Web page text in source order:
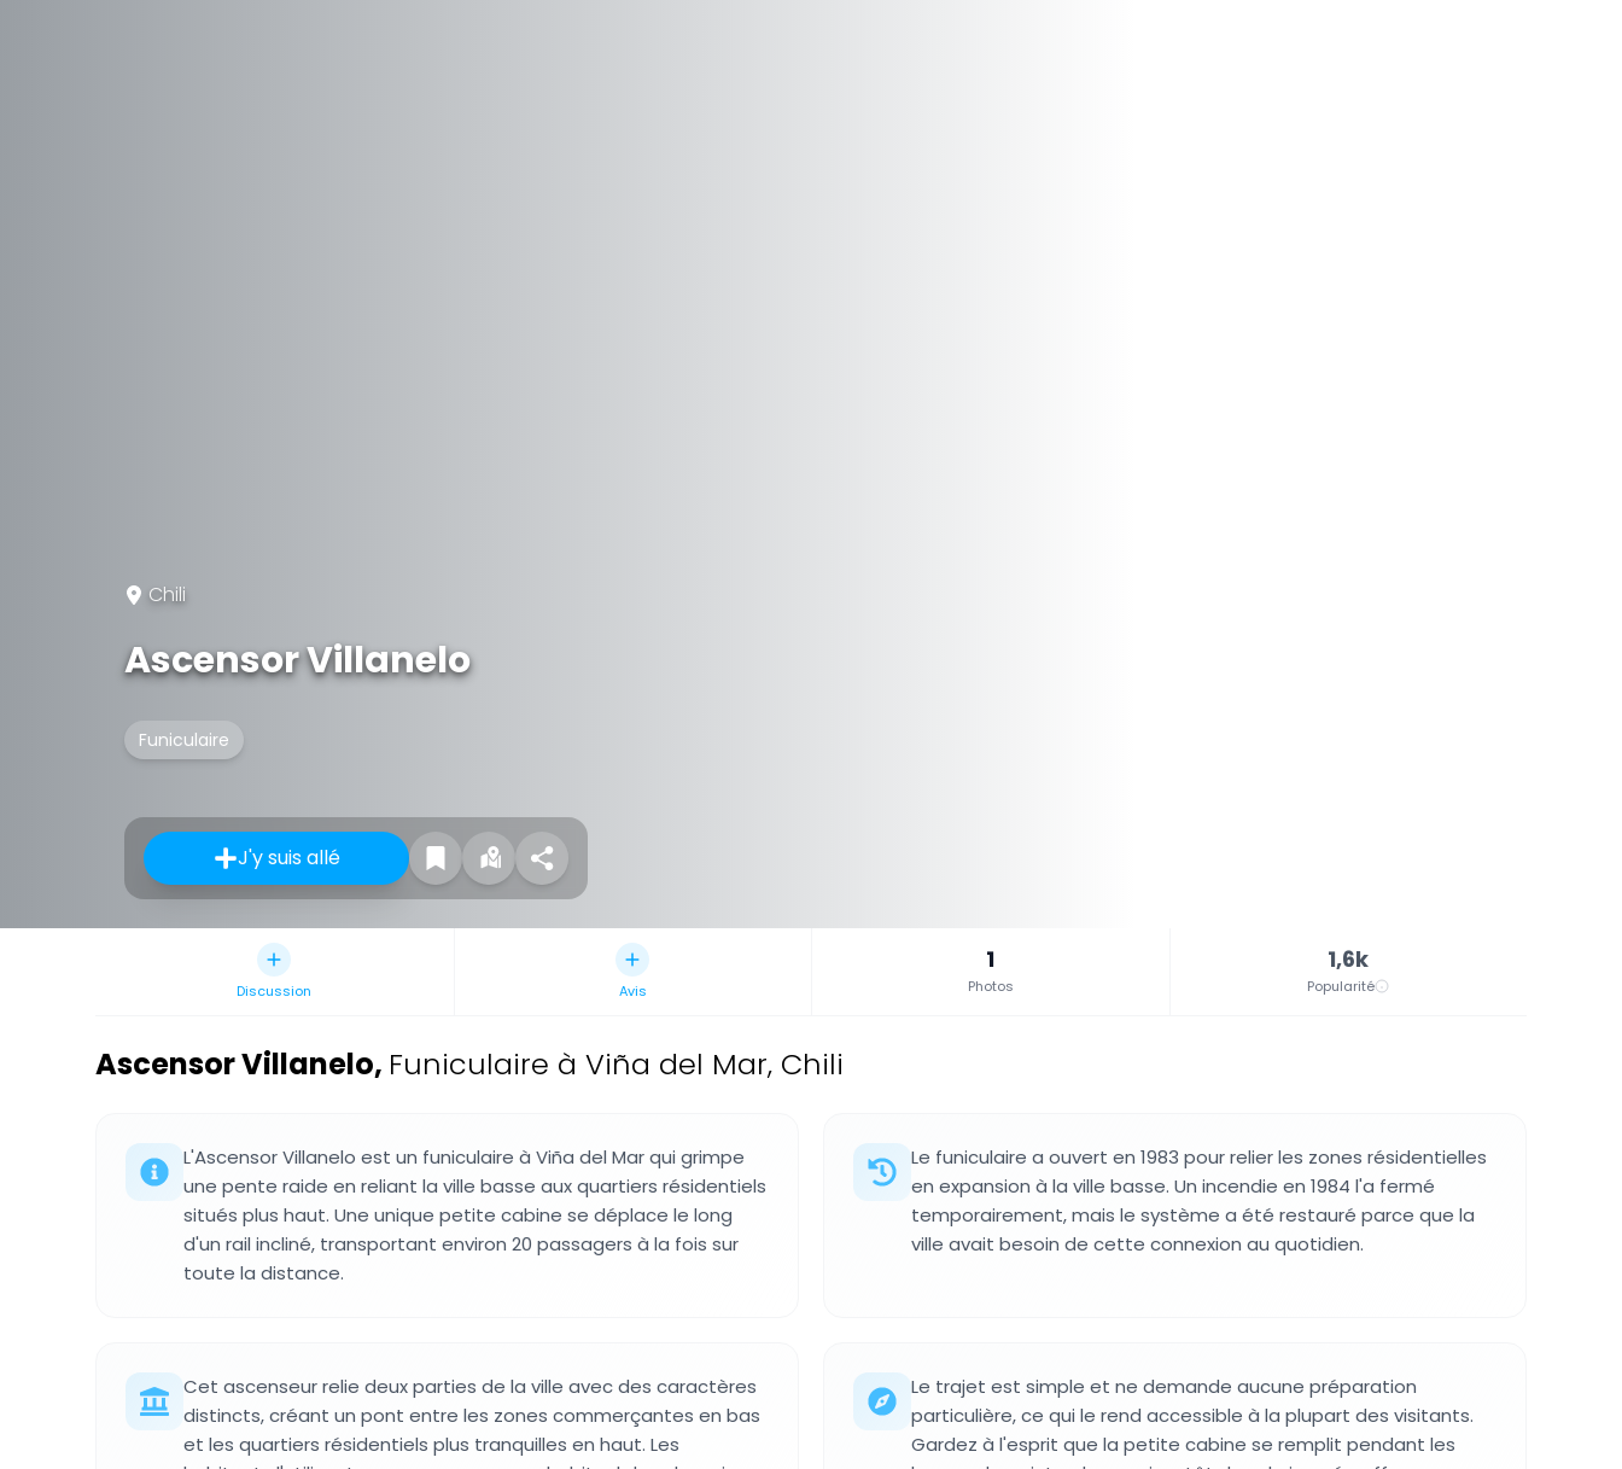
Chili
Ascensor Villanelo
Funiculaire
J'y suis allé
Discussion Avis
1
Photos
1,6k
Popularité
Ascensor Villanelo, Funiculaire à Viña del Mar, Chili
L'Ascensor Villanelo est un funiculaire à Viña del Mar qui grimpe
une pente raide en reliant la ville basse aux quartiers résidentiels
situés plus haut. Une unique petite cabine se déplace le long
d'un rail incliné, transportant environ 20 passagers à la fois sur
toute la distance.
Le funiculaire a ouvert en 1983 pour relier les zones résidentielles
en expansion à la ville basse. Un incendie en 1984 l'a fermé
temporairement, mais le système a été restauré parce que la
ville avait besoin de cette connexion au quotidien.
Cet ascenseur relie deux parties de la ville avec des caractères
distincts, créant un pont entre les zones commerçantes en bas
et les quartiers résidentiels plus tranquilles en haut. Les
Le trajet est simple et ne demande aucune préparation
particulière, ce qui le rend accessible à la plupart des visitants.
Gardez à l'esprit que la petite cabine se remplit pendant les